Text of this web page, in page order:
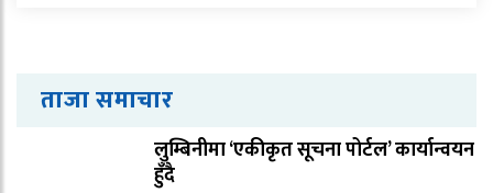
ताजा समाचार
लुम्बिनीमा ‘एकीकृत सूचना पोर्टल’ कार्यान्वयन
हुँदै